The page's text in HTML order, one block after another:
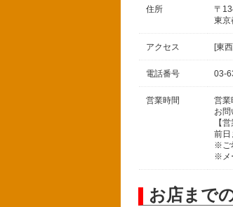
住所
〒
東京
アクセス [東
電話番号 03-
営業時間
営業
お
【
前日
※ご
※メ
お店まで